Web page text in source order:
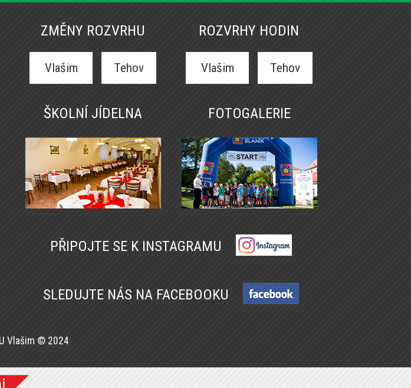
ZMĚNY ROZVRHU
Vlašim Tehov
ROZVRHY HODIN
Vlašim Tehov
ŠKOLNÍ JÍDELNA FOTOGALERIE
PŘIPOJTE SE K INSTAGRAMU
SLEDUJTE NÁS NA FACEBOOKU
Vlašim © 2024